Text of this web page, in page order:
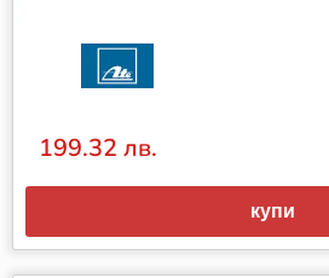
199.32 лв.
купи